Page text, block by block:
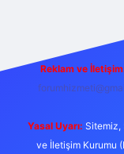
Reklam ve
Yasal Uyarı: Sitemiz,
ve İletişim Kurumu